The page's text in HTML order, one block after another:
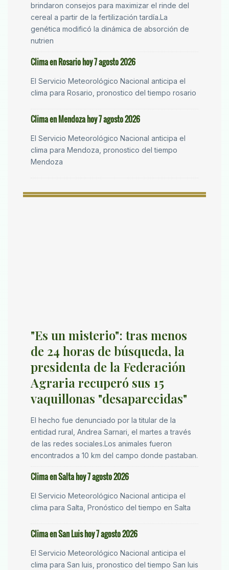
brindaron consejos para maximizar el rinde del
cereal a partir de la fertilización tardía.La
genética modificó la dinámica de absorción de
nutrien
Clima en Rosario hoy 7 agosto 2026
El Servicio Meteorológico Nacional anticipa el
clima para Rosario, pronostico del tiempo rosario
Clima en Mendoza hoy 7 agosto 2026
El Servicio Meteorológico Nacional anticipa el
clima para Mendoza, pronostico del tiempo
Mendoza
"Es un misterio": tras menos
de 24 horas de búsqueda, la
presidenta de la Federación
Agraria recuperó sus 15
vaquillonas "desaparecidas"
El hecho fue denunciado por la titular de la
entidad rural, Andrea Sarnari, el martes a través
de las redes sociales.Los animales fueron
encontrados a 10 km del campo donde pastaban.
Clima en Salta hoy 7 agosto 2026
El Servicio Meteorológico Nacional anticipa el
clima para Salta, Pronóstico del tiempo en Salta
Clima en San Luis hoy 7 agosto 2026
El Servicio Meteorológico Nacional anticipa el
clima para San luis, pronostico del tiempo San luis